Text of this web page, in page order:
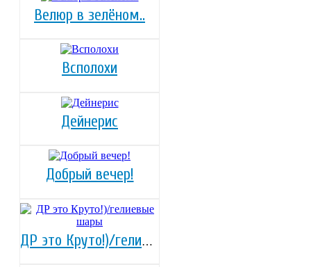
Велюр в зелёном..
Всполохи
Дейнерис
Добрый вечер!
ДР это Круто!)/гелиевые шары